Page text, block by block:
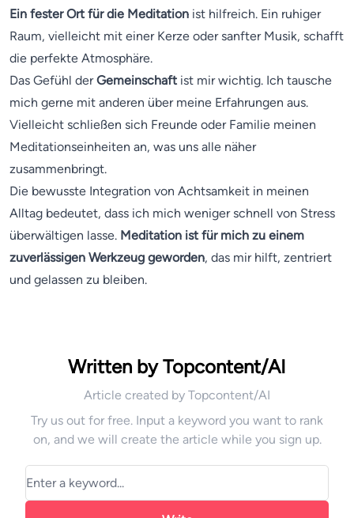
Ein fester Ort für die Meditation ist hilfreich. Ein ruhiger
Raum, vielleicht mit einer Kerze oder sanfter Musik, schafft
die perfekte Atmosphäre.
Das Gefühl derGemeinschaft ist mir wichtig. Ich tausche
mich gerne mit anderen über meine Erfahrungen aus.
Vielleicht schließen sich Freunde oder Familie meinen
Meditationseinheiten an, was uns alle näher
zusammenbringt.
Die bewusste Integration von Achtsamkeit in meinen
Alltag bedeutet, dass ich mich weniger schnell von Stress
überwältigen lasse. Meditation ist für mich zu einem
zuverlässigen Werkzeug geworden, das mir hilft, zentriert
und gelassen zu bleiben.
Written by Topcontent/AI
Article created by Topcontent/AI
Try us out for free. Input a keyword you want to rank
on, and we will create the article while you sign up.